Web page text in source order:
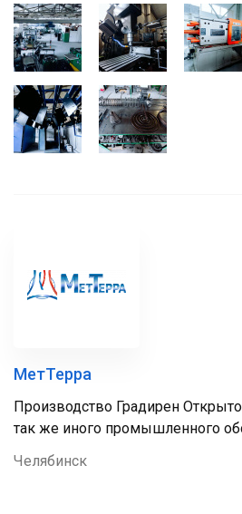
МетТерра
Производство Градирен
так же иного промышленного
Челябинск